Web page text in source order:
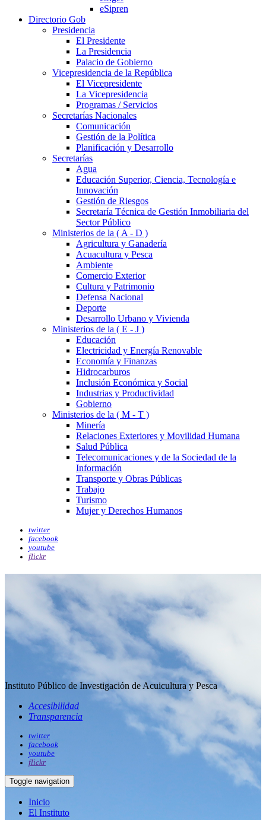
eSipren
Directorio Gob
Presidencia
El Presidente
La Presidencia
Palacio de Gobierno
Vicepresidencia de la República
El Vicepresidente
La Vicepresidencia
Programas / Servicios
Secretarías Nacionales
Comunicación
Gestión de la Política
Planificación y Desarrollo
Secretarías
Agua
Educación Superior, Ciencia, Tecnología e
Innovación
Gestión de Riesgos
Secretaría Técnica de Gestión Inmobiliaria del
Sector Público
Ministerios de la ( A - D )
Agricultura y Ganadería
Acuacultura y Pesca
Ambiente
Comercio Exterior
Cultura y Patrimonio
Defensa Nacional
Deporte
Desarrollo Urbano y Vivienda
Ministerios de la ( E - J )
Educación
Electricidad y Energía Renovable
Economía y Finanzas
Hidrocarburos
Inclusión Económica y Social
Industrias y Productividad
Gobierno
Ministerios de la ( M - T )
Minería
Relaciones Exteriores y Movilidad Humana
Salud Pública
Telecomunicaciones y de la Sociedad de la
Información
Transporte y Obras Públicas
Trabajo
Turismo
Mujer y Derechos Humanos
twitter
facebook
youtube
flickr
Instituto Público de Investigación de Acuicultura y Pesca
Accesibilidad
Transparencia
twitter
facebook
youtube
flickr
Toggle navigation
Inicio
El Instituto